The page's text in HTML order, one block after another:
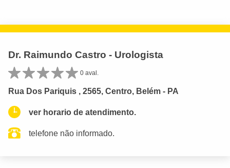
Dr. Raimundo Castro - Urologista
0 aval.
Rua Dos Pariquis , 2565, Centro, Belém - PA
ver horario de atendimento.
telefone não informado.